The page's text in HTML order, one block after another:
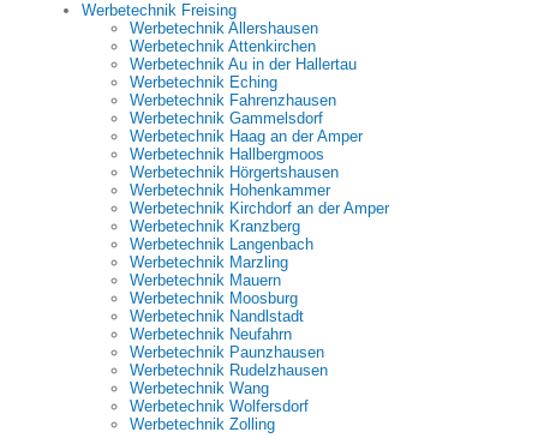
Werbetechnik Freising
Werbetechnik Allershausen
Werbetechnik Attenkirchen
Werbetechnik Au in der Hallertau
Werbetechnik Eching
Werbetechnik Fahrenzhausen
Werbetechnik Gammelsdorf
Werbetechnik Haag an der Amper
Werbetechnik Hallbergmoos
Werbetechnik Hörgertshausen
Werbetechnik Hohenkammer
Werbetechnik Kirchdorf an der Amper
Werbetechnik Kranzberg
Werbetechnik Langenbach
Werbetechnik Marzling
Werbetechnik Mauern
Werbetechnik Moosburg
Werbetechnik Nandlstadt
Werbetechnik Neufahrn
Werbetechnik Paunzhausen
Werbetechnik Rudelzhausen
Werbetechnik Wang
Werbetechnik Wolfersdorf
Werbetechnik Zolling